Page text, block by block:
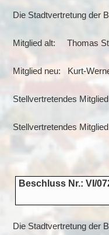
Die Stadtvertretung der
Mitglied alt: Thomas
Mitglied neu: Kurt-
Stellvertretendes
Stellvertretendes
Beschluss Nr.: VI/
Die Stadtvertretung der